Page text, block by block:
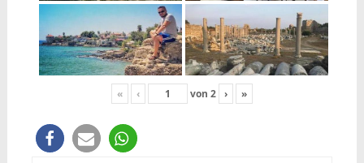
« ‹ von 2 › »